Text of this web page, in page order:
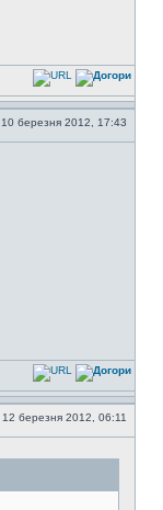
10 березня 2012, 17:43
12 березня 2012, 06:11